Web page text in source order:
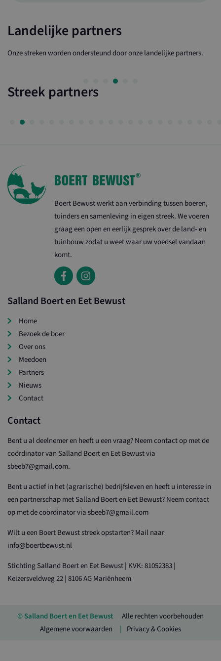
Landelijke partners
Onze streken worden ondersteund door onze landelijke partners.
Streek partners
Boert Bewust werkt aan verbinding tussen boeren,
tuinders en samenleving in eigen streek. We voeren
graag een open en eerlijk gesprek over de land- en
tuinbouw zodat u weet waar uw voedsel vandaan
komt.
Salland Boert en Eet Bewust
Home
Bezoek de boer
Over ons
Meedoen
Partners
Nieuws
Contact
Contact
Bent u al deelnemer en heeft u een vraag? Neem contact op met de
coördinator van Salland Boert en Eet Bewust via
sbeeb7@gmail.com.
Bent u actief in het (agrarische) bedrijfsleven en heeft u interesse in
een partnerschap met Salland Boert en Eet Bewust? Neem contact
op met de coördinator via sbeeb7@gmail.com
Wilt u een Boert Bewust streek opstarten? Mail naar
info@boertbewust.nl
Stichting Salland Boert en Eet Bewust | KVK: 81052383 |
Keizersveldweg 22 | 8106 AG Mariënheem
© Salland Boert en Eet Bewust
Alle rechten voorbehouden
Algemene voorwaarden
Privacy & Cookies